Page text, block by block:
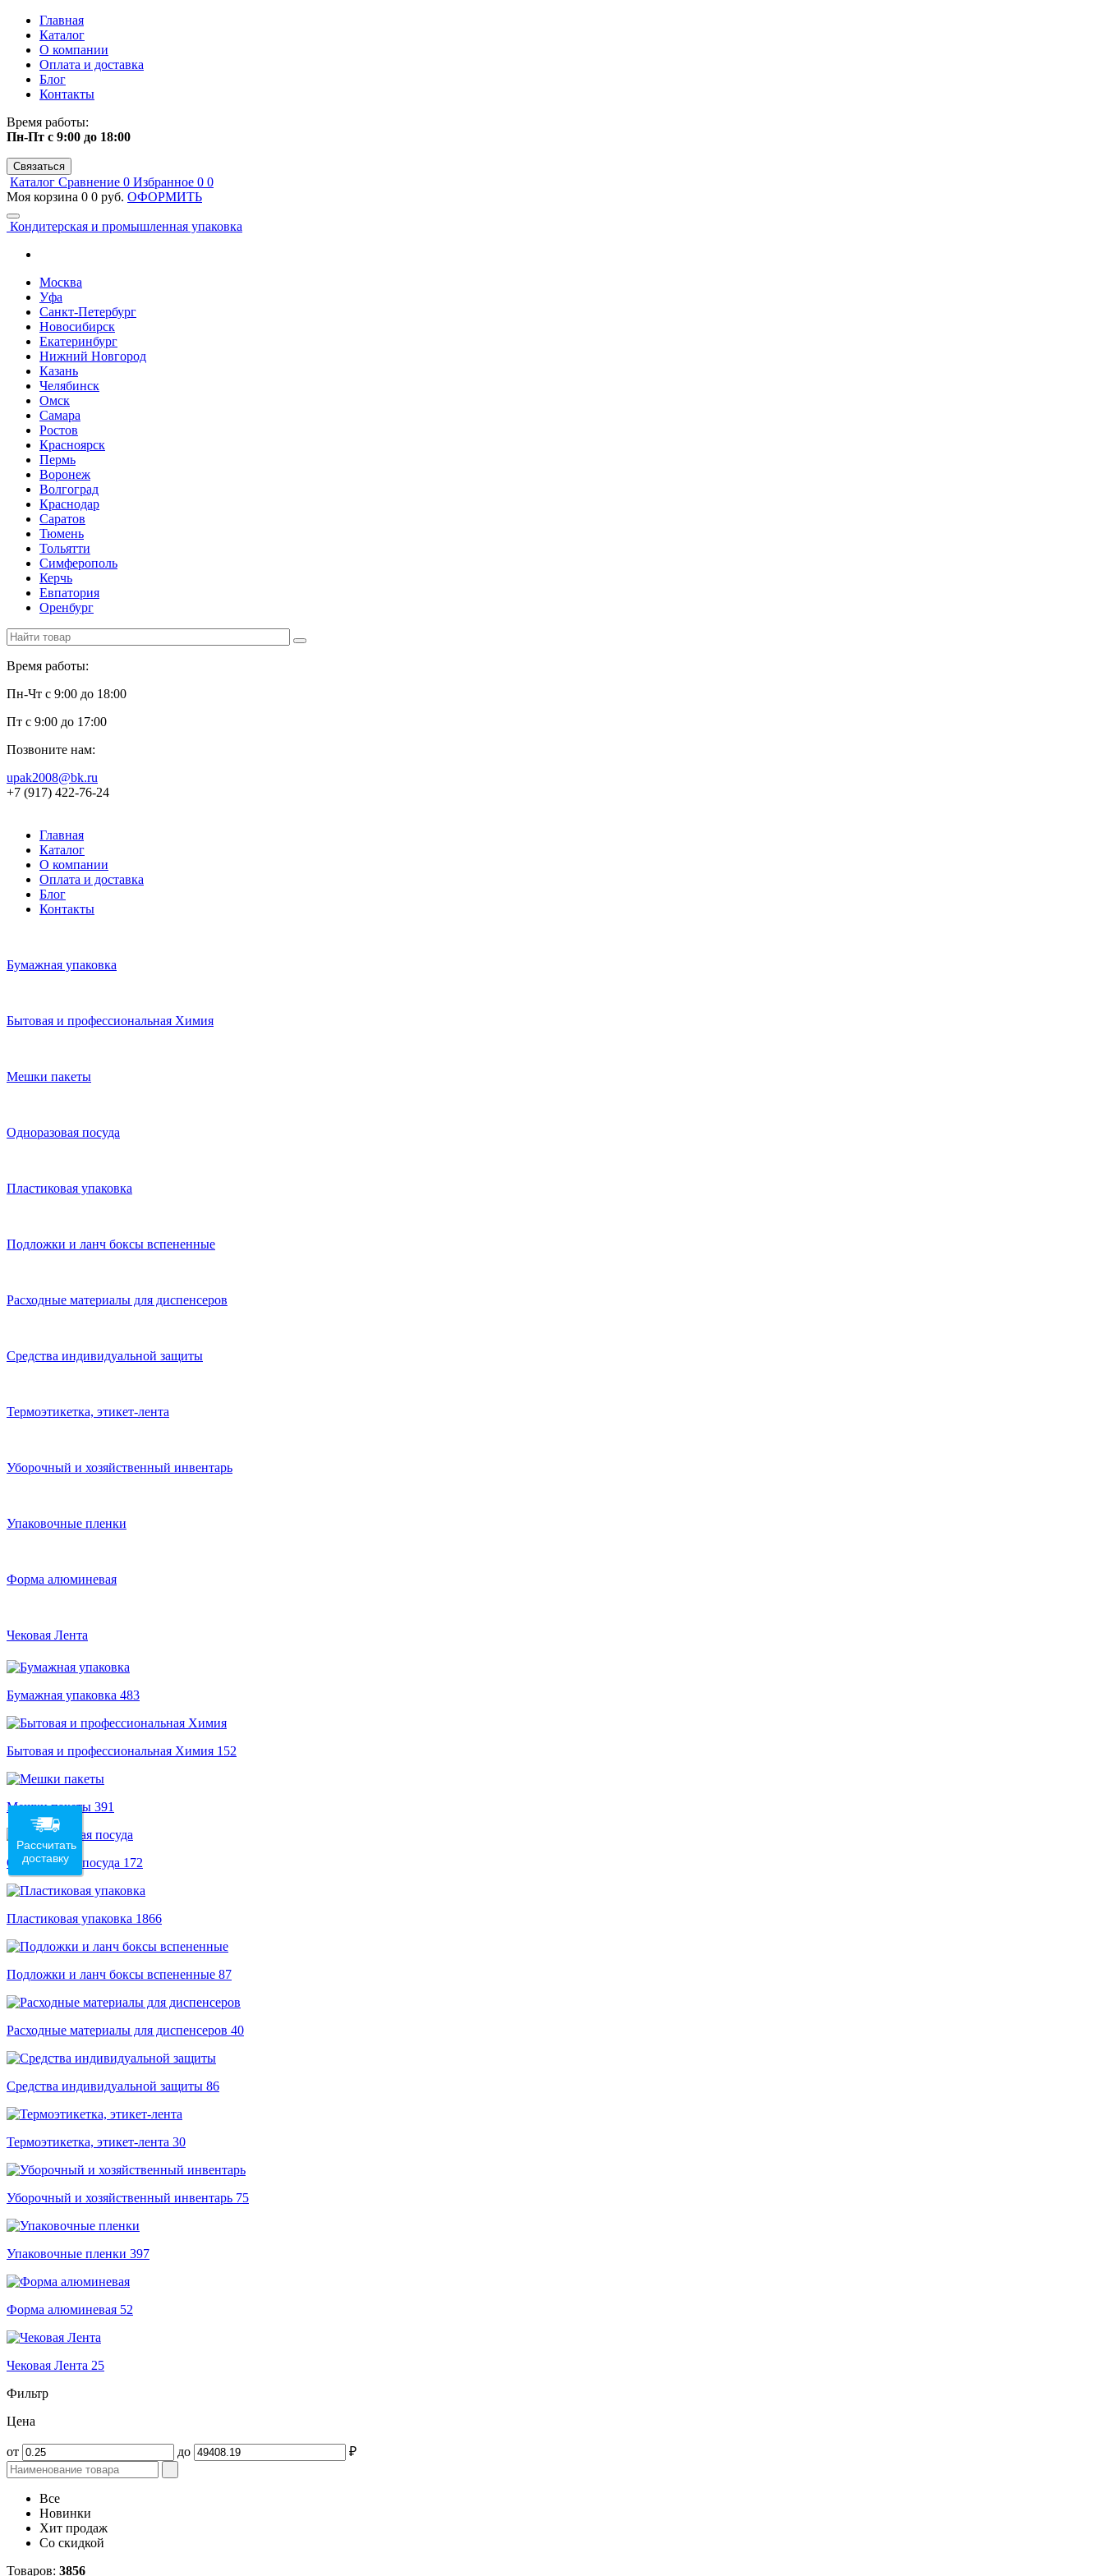
Главная
Каталог
О компании
Оплата и доставка
Блог
Контакты
Время работы:
Пн-Пт с 9:00 до 18:00
Связаться
Каталог Сравнение 0 Избранное 0 0
Моя корзина 0 0 руб. ОФОРМИТЬ
Кондитерская и промышленная упаковка
Москва
Уфа
Санкт-Петербург
Новосибирск
Екатеринбург
Нижний Новгород
Казань
Челябинск
Омск
Самара
Ростов
Красноярск
Пермь
Воронеж
Волгоград
Краснодар
Саратов
Тюмень
Тольятти
Симферополь
Керчь
Евпатория
Оренбург
Время работы:
Пн-Чт с 9:00 до 18:00
Пт с 9:00 до 17:00
Позвоните нам:
upak2008@bk.ru
+7 (917) 422-76-24
Главная
Каталог
О компании
Оплата и доставка
Блог
Контакты
Бумажная упаковка
Бытовая и профессиональная Химия
Мешки пакеты
Одноразовая посуда
Пластиковая упаковка
Подложки и ланч боксы вспененные
Расходные материалы для диспенсеров
Средства индивидуальной защиты
Термоэтикетка, этикет-лента
Уборочный и хозяйственный инвентарь
Упаковочные пленки
Форма алюминевая
Чековая Лента
Бумажная упаковка 483
Бытовая и профессиональная Химия 152
Мешки пакеты 391
Одноразовая посуда 172
Пластиковая упаковка 1866
Подложки и ланч боксы вспененные 87
Расходные материалы для диспенсеров 40
Средства индивидуальной защиты 86
Термоэтикетка, этикет-лента 30
Уборочный и хозяйственный инвентарь 75
Упаковочные пленки 397
Форма алюминевая 52
Чековая Лента 25
Фильтр
Цена
от до ₽
Все
Новинки
Хит продаж
Со скидкой
Товаров: 3856
Рассчитать
доставку